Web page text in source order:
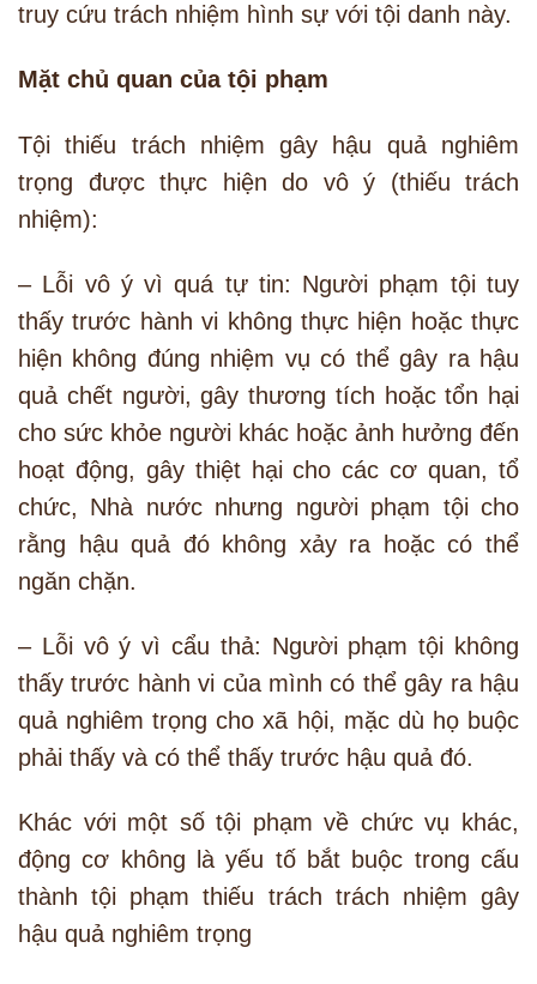
truy cứu trách nhiệm hình sự với tội danh này.
Mặt chủ quan của tội phạm
Tội thiếu trách nhiệm gây hậu quả nghiêm
trọng được thực hiện do vô ý (thiếu trách
nhiệm):
– Lỗi vô ý vì quá tự tin: Người phạm tội tuy
thấy trước hành vi không thực hiện hoặc thực
hiện không đúng nhiệm vụ có thể gây ra hậu
quả chết người, gây thương tích hoặc tổn hại
cho sức khỏe người khác hoặc ảnh hưởng đến
hoạt động, gây thiệt hại cho các cơ quan, tổ
chức, Nhà nước nhưng người phạm tội cho
rằng hậu quả đó không xảy ra hoặc có thể
ngăn chặn.
– Lỗi vô ý vì cẩu thả: Người phạm tội không
thấy trước hành vi của mình có thể gây ra hậu
quả nghiêm trọng cho xã hội, mặc dù họ buộc
phải thấy và có thể thấy trước hậu quả đó.
Khác với một số tội phạm về chức vụ khác,
động cơ không là yếu tố bắt buộc trong cấu
thành tội phạm thiếu trách trách nhiệm gây
hậu quả nghiêm trọng